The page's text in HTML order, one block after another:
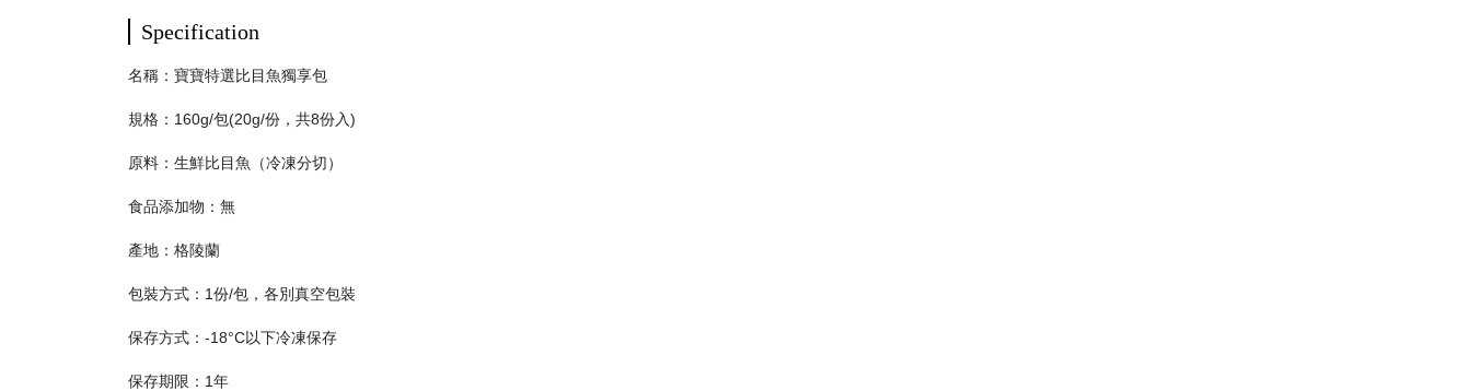
Specification
名稱：寶寶特選比目魚獨享包
規格：160g/包(20g/份，共8份入)
原料：生鮮比目魚（冷凍分切）
食品添加物：無
產地：格陵蘭
包裝方式：1份/包，各別真空包裝
保存方式：-18°C以下冷凍保存
保存期限：1年